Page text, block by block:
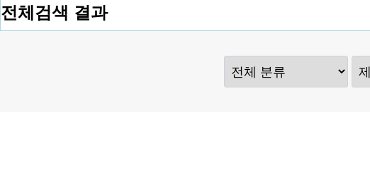
전체검색 결과